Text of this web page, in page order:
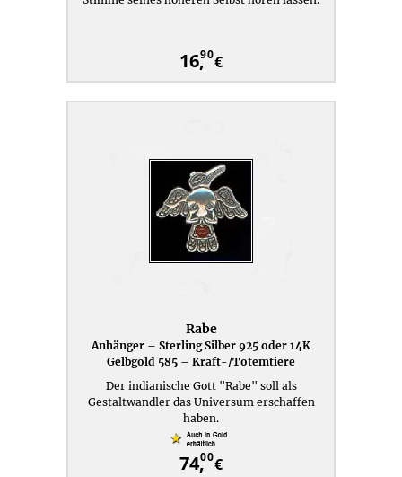
16,90€
Rabe
Anhänger – Sterling Silber 925 oder 14K
Gelbgold 585 – Kraft-/Totemtiere
Der indianische Gott "Rabe" soll als
Gestaltwandler das Universum erschaffen
haben.
74,00€